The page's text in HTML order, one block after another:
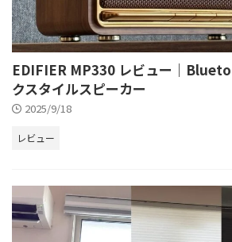
EDIFIER MP330 レビュー｜
クスタイルスピーカー
2025/9/18
レビュー